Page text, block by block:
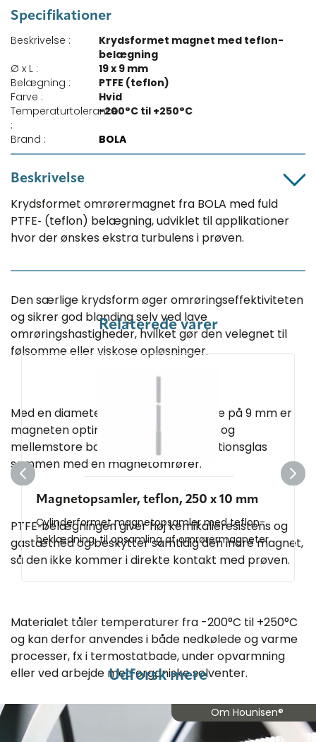
Specifikationer
Beskrivelse :
Krydsformet magnet med teflon-
belægning
Ø x L :
19 x 9 mm
Belægning :
PTFE (teflon)
Farve :
Hvid
Temperaturtolerance
:
-200°C til +250°C
Brand :
BOLA
Beskrivelse
Krydsformet omrørermagnet fra BOLA med fuld
PTFE‑ (teflon) belægning, udviklet til applikationer
hvor der ønskes ekstra turbulens i prøven.
Den særlige krydsform øger omrøringseffektiviteten
og sikrer god blanding selv ved lave
omrøringshastigheder, hvilket gør den velegnet til
følsomme eller viskose opløsninger.
Med en diameter på 19 mm og længde på 9 mm er
magneten optimeret til brug i mindre og
mellemstore bægere, kolber og reaktionsglas
sammen med en magnetomrører.
PTFE‑belægningen giver høj kemikalieresistens og
gastæthed og beskytter samtidig den indre magnet,
så den ikke kommer i direkte kontakt med prøven.
Materialet tåler temperaturer fra -200°C til +250°C
og kan derfor anvendes i både nedkølede og varme
processer, fx i termostatbade, under opvarmning
eller ved arbejde med organiske solventer.
Den hvide, glatte overflade er let at rengøre og er
Relaterede varer
Magnetopsamler, teflon, 250 x 10 mm
Cylinderformet magnetopsamler med teflon-
beklædning, til opsamling af omrørermagneter.
Udforsk mere
Om Hounisen®